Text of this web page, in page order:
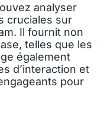
analyser
cruciales sur
Il fournit non
telles que les
également
d’interaction et
pour